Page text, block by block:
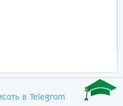
в Telegram